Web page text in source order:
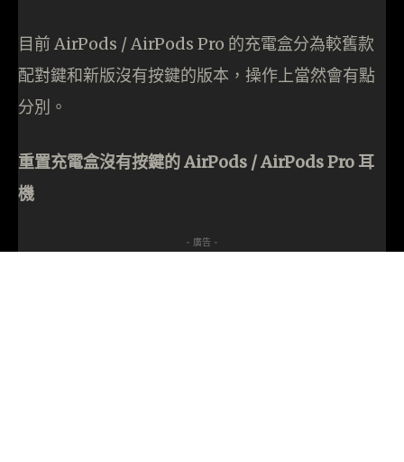
目前 AirPods / AirPods Pro 的充電盒分為較舊款
配對鍵和新版沒有按鍵的版本，操作上當然會有點
分別。
重置充電盒沒有按鍵的 AirPods / AirPods Pro 耳
機
- 廣告 -